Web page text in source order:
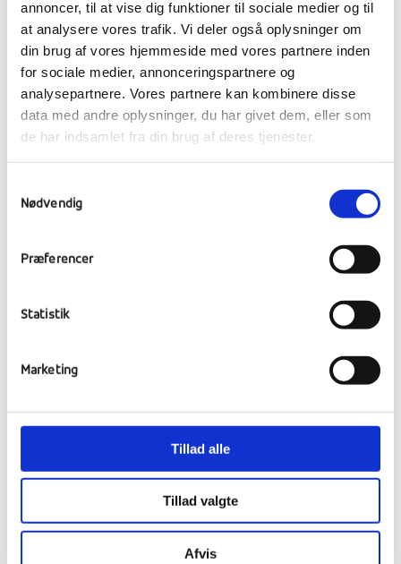
annoncer, til at vise dig funktioner til sociale medier og til
at analysere vores trafik. Vi deler også oplysninger om
din brug af vores hjemmeside med vores partnere inden
for sociale medier, annonceringspartnere og
analysepartnere. Vores partnere kan kombinere disse
data med andre oplysninger, du har givet dem, eller som
de har indsamlet fra din brug af deres tjenester.
Nødvendig
Præferencer
Statistik
Marketing
Tillad alle
Tillad valgte
Afvis
REJSEHISTORIER & REC’S
VENNER
01 november, 2019
29 oktober, 2019